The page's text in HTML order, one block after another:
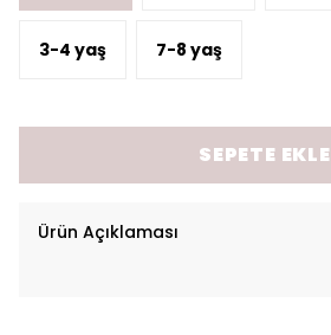
3-4 yaş 7-8 yaş
SEPETE EKLE
Ürün Açıklaması